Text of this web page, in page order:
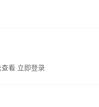
看 立即登录